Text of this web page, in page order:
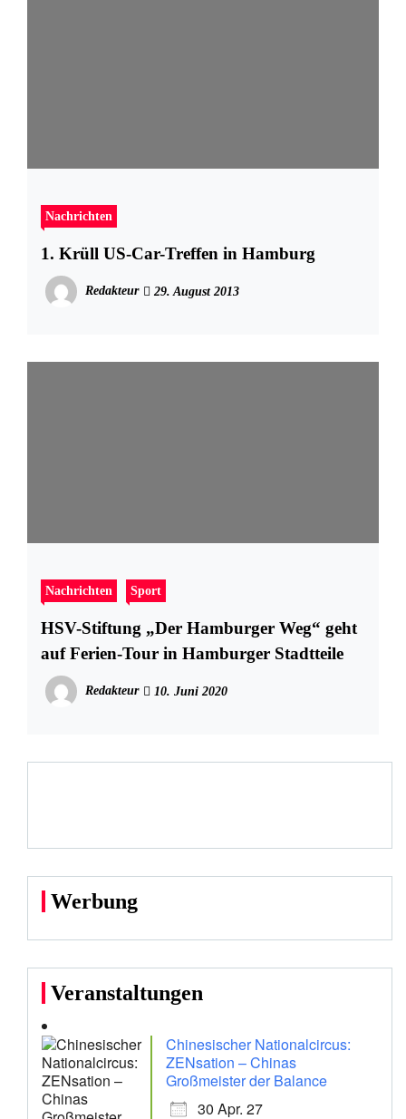
Nachrichten
1. Krüll US-Car-Treffen in Hamburg
Redakteur 29. August 2013
Nachrichten Sport
HSV-Stiftung „Der Hamburger Weg“ geht
auf Ferien-Tour in Hamburger Stadtteile
Redakteur 10. Juni 2020
Werbung
Veranstaltungen
Chinesischer Nationalcircus:
ZENsation – Chinas
Großmeister der Balance
30 Apr. 27